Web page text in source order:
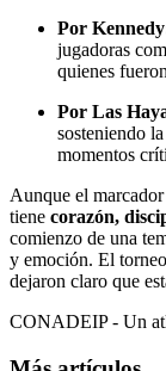
Por
jugadoras
quienes
Por Las
sosteniendo
momentos
Aunque el
tiene corazón,
comienzo de una
y emoción. El
dejaron claro que
CONADEIP - Un